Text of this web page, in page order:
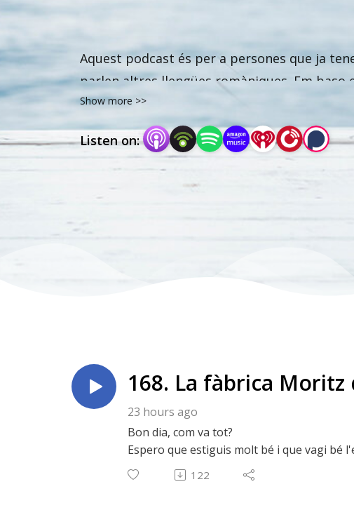
Aquest podcast és per a persones que ja
parlen altres llengües romàniques. Em
”input comprensible” en català.
Em pots trobar al meu canal de YouTube
Moltes gràcies a l’Oskar per la música de
Show more >>
Listen on:
168. La fàbrica Moritz
23 hours ago
Bon dia, com va tot?
Espero que estiguis molt bé i que vagi bé
Avui et parlo d'un lloc que m'agrada molt
https://fabricamoritzbarcelona.com/
122